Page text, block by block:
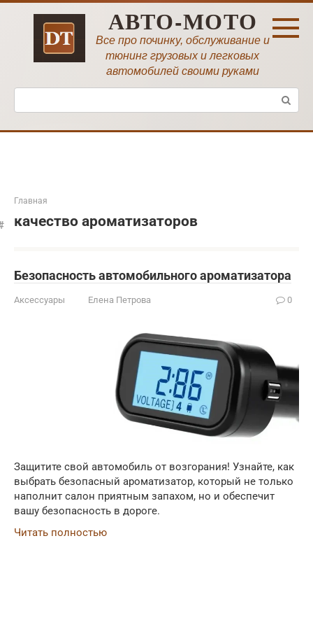
Перейти
АВТО-МОТО
Все про починку, обслуживание и
тюнинг грузовых и легковых
автомобилей своими руками
Поиск:
Главная
качество ароматизаторов
Безопасность автомобильного ароматизатора
Аксессуары Елена Петрова 0
Защитите свой автомобиль от возгорания! Узнайте, как
выбрать безопасный ароматизатор, который не только
наполнит салон приятным запахом, но и обеспечит
вашу безопасность в дороге.
Читать полностью